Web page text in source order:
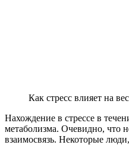
Как стресс влияет на
Нахождение в стрессе в
метаболизма. Очевидно, что
взаимосвязь. Некоторые